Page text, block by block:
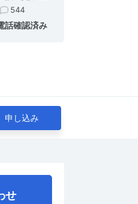
544
話確認済み
申し込み
せ